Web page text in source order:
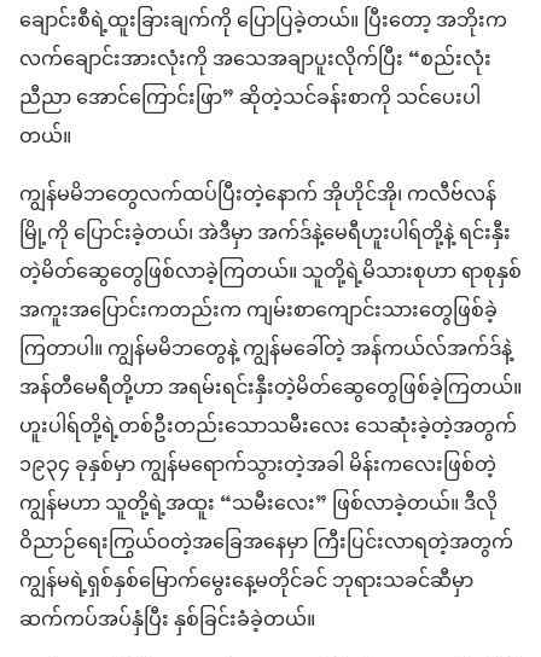
ချောင်း​စီ​ရဲ့​ထူးခြားချက်​ကို ပြောပြ​ခဲ့တယ်။ ပြီး​တော့ အဘိုး​က
လက်ချောင်း​အားလုံး​ကို အသေအချာ​ပူး​လိုက်ပြီး “စည်းလုံး​
ညီညာ အောင်​ကြောင်း​ဖြာ” ဆို​တဲ့​သင်ခန်းစာ​ကို သင်ပေးပါ​
တယ်။
ကျွန်မ​မိဘတွေ​လက်ထပ်​ပြီး​တဲ့​နောက် အိုဟိုင်အို၊ က​လီဗ်​လ​န်​
မြို့ကို ပြောင်း​ခဲ့တယ်၊ အဲဒီမှာ အက်ဒ်​နဲ့​မေရီ​ဟူး​ပါ​ရ်​တို့​နဲ့ ရင်းနှီး
တဲ့​မိတ်ဆွေ​တွေ​ဖြစ်လာ​ခဲ့​ကြတယ်။ သူတို့ရဲ့​မိသားစုဟာ ရာစုနှစ်​
အကူးအပြောင်း​ကတည်းက ကျမ်းစာ​ကျောင်းသား​တွေ​ဖြစ်​ခဲ့​
ကြ​တာ​ပါ။ ကျွန်မ​မိဘတွေ​နဲ့ ကျွန်မ​ခေါ်​တဲ့ အန်​ကယ်​လ်​အက်ဒ်​နဲ့
အန်တီ​မေရီ​တို့​ဟာ အရမ်း​ရင်းနှီးတဲ့​မိတ်ဆွေ​တွေ​ဖြစ်​ခဲ့​ကြတယ်။
ဟူး​ပါ​ရ်​တို့​ရဲ့​တစ်ဦးတည်း​သော​သမီးလေး သေဆုံး​ခဲ့​တဲ့​အတွက်
၁၉၃၄ ခုနှစ်​မှာ ကျွန်မ​ရောက်သွားတဲ့​အခါ မိန်းကလေး​ဖြစ်​တဲ့​
ကျွန်မ​ဟာ သူတို့ရဲ့​အထူး “သမီးလေး” ဖြစ်လာ​ခဲ့တယ်။ ဒီလို​
ဝိညာဉ်​ရေး​ကြွယ်ဝ​တဲ့​အခြေအနေ​မှာ ကြီးပြင်း​လာ​ရတဲ့​အတွက်
ကျွန်မ​ရဲ့​ရှစ်နှစ်မြောက်​မွေးနေ့​မတိုင်ခင် ဘုရားသခင်​ဆီ​မှာ
ဆက်ကပ်​အပ်နှံ​ပြီး နှစ်ခြင်း​ခံ​ခဲ့တယ်။